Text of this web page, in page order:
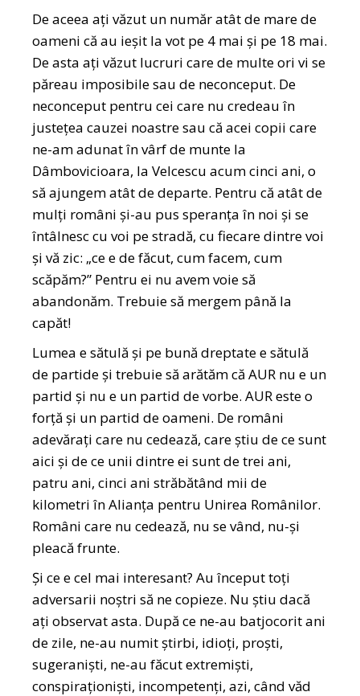
De aceea ați văzut un număr atât de mare de
oameni că au ieșit la vot pe 4 mai și pe 18 mai.
De asta ați văzut lucruri care de multe ori vi se
păreau imposibile sau de neconceput. De
neconceput pentru cei care nu credeau în
justețea cauzei noastre sau că acei copii care
ne-am adunat în vârf de munte la
Dâmbovicioara, la Velcescu acum cinci ani, o
să ajungem atât de departe. Pentru că atât de
mulți români și-au pus speranța în noi și se
întâlnesc cu voi pe stradă, cu fiecare dintre voi
și vă zic: „ce e de făcut, cum facem, cum
scăpăm?” Pentru ei nu avem voie să
abandonăm. Trebuie să mergem până la
capăt!
Lumea e sătulă și pe bună dreptate e sătulă
de partide și trebuie să arătăm că AUR nu e un
partid și nu e un partid de vorbe. AUR este o
forță și un partid de oameni. De români
adevărați care nu cedează, care știu de ce sunt
aici și de ce unii dintre ei sunt de trei ani,
patru ani, cinci ani străbătând mii de
kilometri în Alianța pentru Unirea Românilor.
Români care nu cedează, nu se vând, nu-și
pleacă frunte.
Și ce e cel mai interesant? Au început toți
adversarii noștri să ne copieze. Nu știu dacă
ați observat asta. După ce ne-au batjocorit ani
de zile, ne-au numit știrbi, idioți, proști,
sugeraniști, ne-au făcut extremiști,
conspiraționiști, incompetenți, azi, când văd